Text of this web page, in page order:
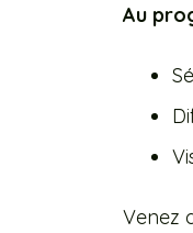
Au
Venez